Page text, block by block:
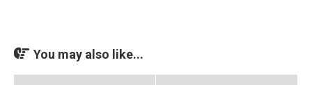
You may also like...